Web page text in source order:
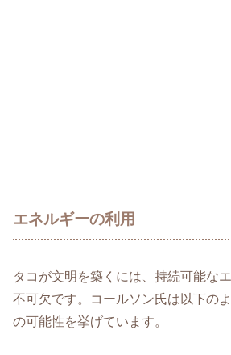
エネルギーの利用
タコが文明を築くには、持続可能な
不可欠です。コールソン氏は以下の
の可能性を挙げています。